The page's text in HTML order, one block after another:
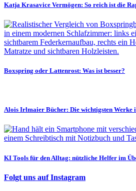
Katja Krasavice Vermögen: So reich ist die
Boxspring oder Lattenrost: Was ist besser?
Alois Irlmaier Bücher: Die wichtigsten Werke
KI Tools für den Alltag: nützliche Helfer im
Folgt uns auf Instagram